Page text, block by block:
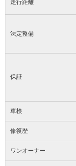
走行距離
法定整備
保証
車検
修復歴
ワンオーナー